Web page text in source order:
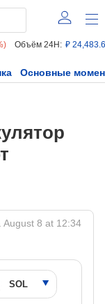
Объём 24H: ₽
Основные
August 8 at 12:34